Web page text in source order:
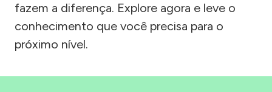
fazem a diferença. Explore agora e leve o
conhecimento que você precisa para o
próximo nível.